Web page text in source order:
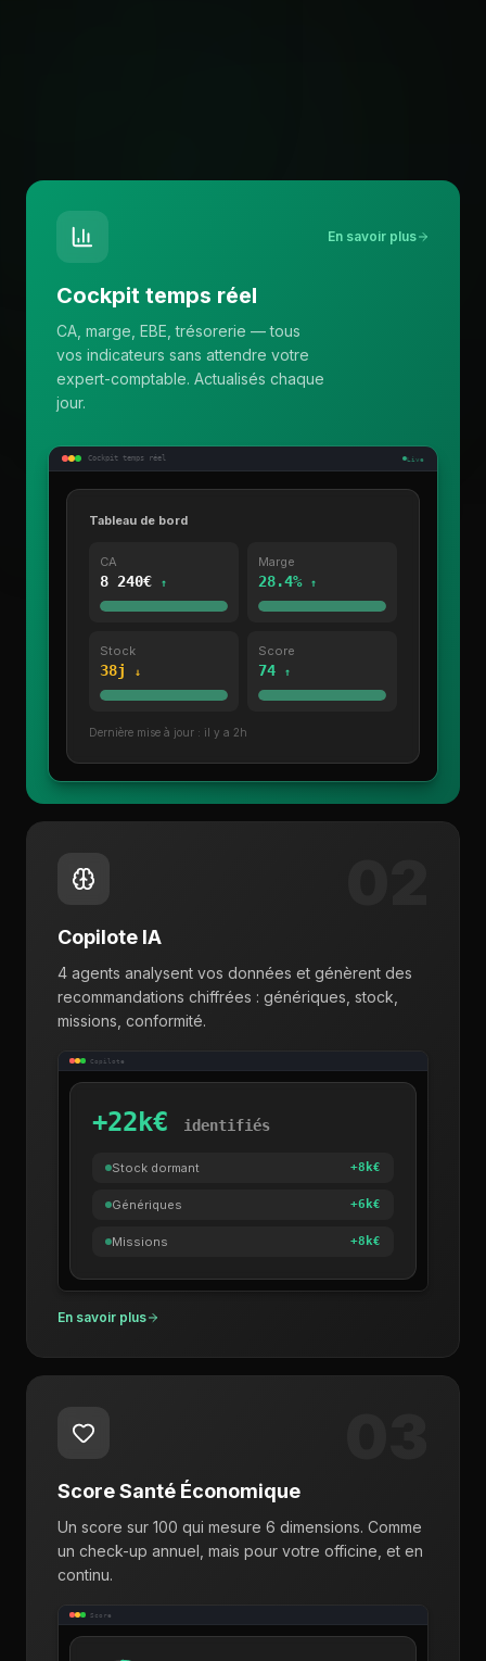
Cockpit temps réel
CA, marge, EBE, trésorerie — tous
vos indicateurs sans attendre votre
expert-comptable. Actualisés chaque
jour.
En savoir plus
Cockpit temps réel Live
Tableau de bord
CA
8 240€ ↑
Marge
28.4% ↑
Stock
38j ↓
Score
74 ↑
Dernière mise à jour : il y a 2h
Copilote IA
4 agents analysent vos données et génèrent des
recommandations chiffrées : génériques, stock,
missions, conformité.
Copilote
+22k€ identifiés
Stock dormant +8k€
Génériques +6k€
Missions +8k€
En savoir plus
Score Santé Économique
Un score sur 100 qui mesure 6 dimensions. Comme
un check-up annuel, mais pour votre officine, et en
continu.
Score